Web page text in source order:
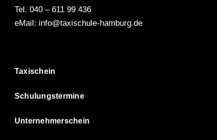
Tel. 040 – 611 99 436
eMail: info@taxischule-hamburg.de
Taxischein
Schulungstermine
Unternehmerschein